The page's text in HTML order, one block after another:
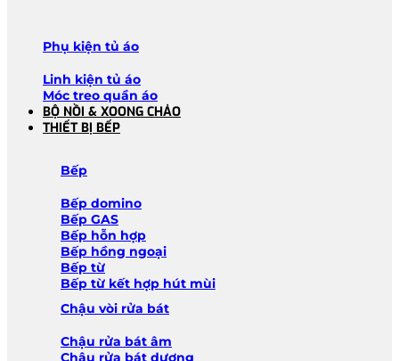
Phụ kiện tủ áo
Linh kiện tủ áo
Móc treo quần áo
BỘ NỒI & XOONG CHẢO
THIẾT BỊ BẾP
Bếp
Bếp domino
Bếp GAS
Bếp hỗn hợp
Bếp hồng ngoại
Bếp từ
Bếp từ kết hợp hút mùi
Chậu vòi rửa bát
Chậu rửa bát âm
Chậu rửa bát dương